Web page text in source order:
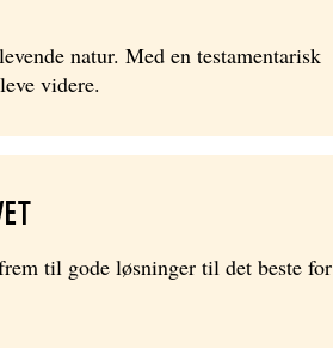
natur. Med en testamentarisk
videre.
til gode løsninger til det beste for